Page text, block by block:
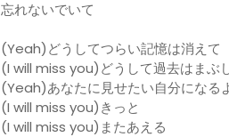
忘れないでいて
(Yeah)どうしてつらい記憶は消えて
(I will miss you)どうして過去はまぶ
(Yeah)あなたに見せたい自分になる
(I will miss you)きっと
(I will miss you)またあえる